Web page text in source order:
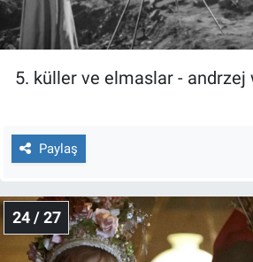
5. küller ve elmaslar - andrzej
Paylaş
24 / 27